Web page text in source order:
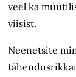
veel ka
viisist.
Neenetsite